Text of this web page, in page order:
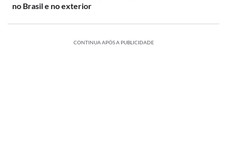
no Brasil e no exterior
CONTINUA APÓS A PUBLICIDADE